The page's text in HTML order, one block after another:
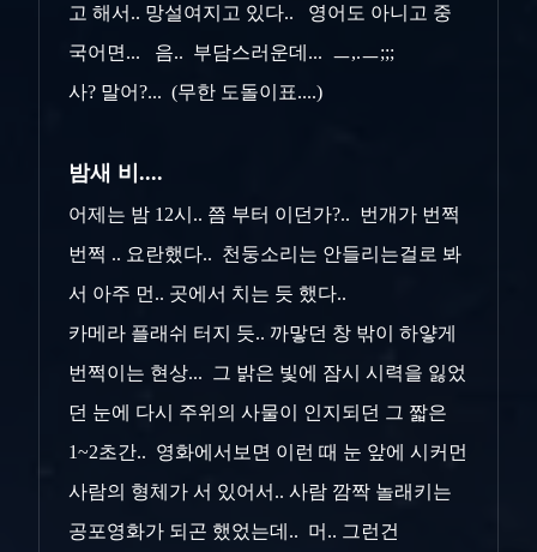
고 해서.. 망설여지고 있다.. 영어도 아니고 중
국어면... 음.. 부담스러운데... ㅡ,.ㅡ;;;
사? 말어?... (무한 도돌이표....)
밤새 비....
어제는 밤 12시.. 쯤 부터 이던가?.. 번개가 번쩍
번쩍 .. 요란했다.. 천둥소리는 안들리는걸로 봐
서 아주 먼.. 곳에서 치는 듯 했다..
카메라 플래쉬 터지 듯.. 까맣던 창 밖이 하얗게
번쩍이는 현상... 그 밝은 빛에 잠시 시력을 잃었
던 눈에 다시 주위의 사물이 인지되던 그 짧은
1~2초간.. 영화에서보면 이런 때 눈 앞에 시커먼
사람의 형체가 서 있어서.. 사람 깜짝 놀래키는
공포영화가 되곤 했었는데.. 머.. 그런건